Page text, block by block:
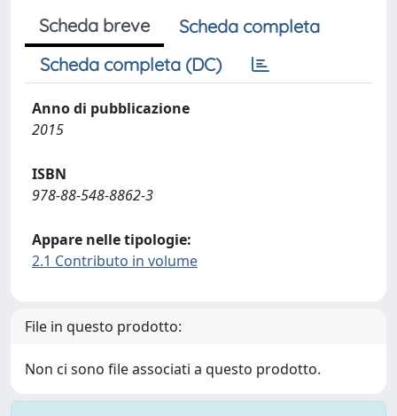
Scheda breve
Scheda completa
Scheda completa (DC)
Anno di pubblicazione
2015
ISBN
978-88-548-8862-3
Appare nelle tipologie:
2.1 Contributo in volume
File in questo prodotto:
Non ci sono file associati a questo prodotto.